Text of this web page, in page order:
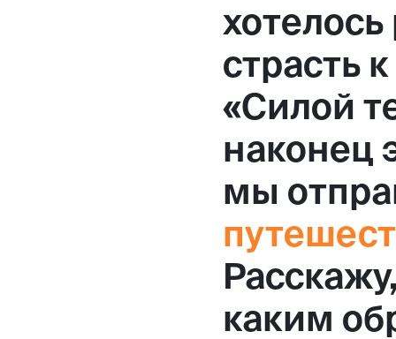
страсть
«Силой
наконец
мы
каким